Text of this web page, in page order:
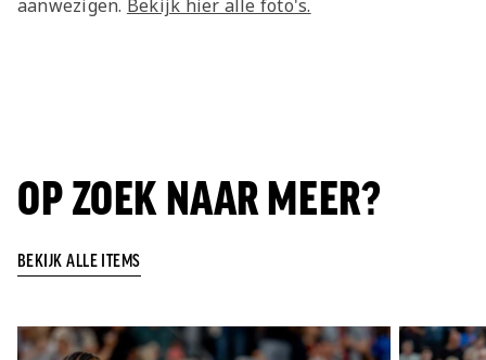
aanwezigen. Bekijk hier alle foto's.
OP ZOEK NAAR MEER?
BEKIJK ALLE ITEMS